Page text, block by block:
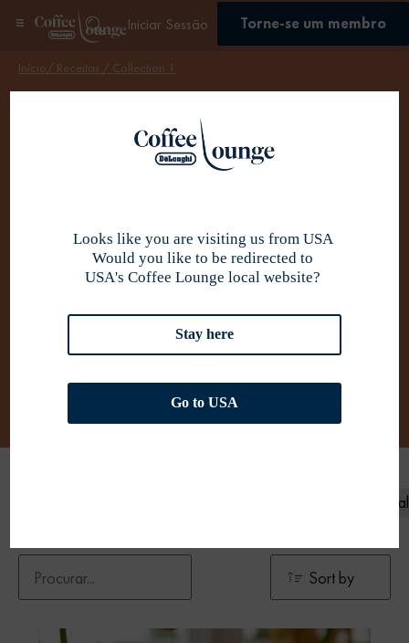
Iniciar Sessão Torne-se um membro
Início/ Receitas / Collection 1
Cold Brew
explorar sabores refrescantes em qualquer momento do dia.
Leite de origem animal
Looks like you are visiting us from USA
Would you like to be redirected to
USA's Coffee Lounge local website?
Stay here
Go to USA